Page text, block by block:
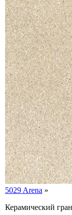
5029 Arena »
Керамический